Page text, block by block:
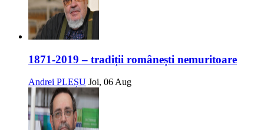
1871-2019 – tradiții românești nemuritoare
Andrei PLEȘU Joi, 06 Aug